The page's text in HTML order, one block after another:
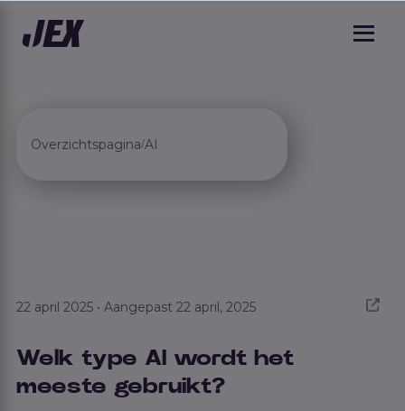
Overzichtspagina/AI
22 april 2025 • Aangepast 22 april, 2025
Welk type AI wordt het
meeste gebruikt?